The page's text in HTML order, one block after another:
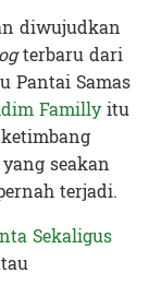
diwujudkan
terbaru dari
Pantai Samas
Famillyitu
seakan
terjadi.
Sekaligus